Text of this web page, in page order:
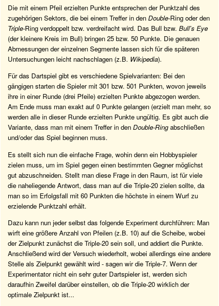
Die mit einem Pfeil erzielten Punkte entsprechen der Punktzahl des
zugehörigen Sektors, die bei einem Treffer in den Double-Ring oder den
Triple-Ring verdoppelt bzw. verdreifacht wird. Das Bull bzw. Bull's Eye
(der kleinere Kreis im Bull) bringen 25 bzw. 50 Punkte. Die genauen
Abmessungen der einzelnen Segmente lassen sich für die späteren
Untersuchungen leicht nachschlagen (z.B. Wikipedia).
Für das Dartspiel gibt es verschiedene Spielvarianten: Bei den
gängigen starten die Spieler mit 301 bzw. 501 Punkten, wovon jeweils
ihre in einer Runde (drei Pfeile) erzielten Punkte abgezogen werden.
Am Ende muss man exakt auf 0 Punkte gelangen (erzielt man mehr, so
werden alle in dieser Runde erzielten Punkte ungültig. Es gibt auch die
Variante, dass man mit einem Treffer in den Double-Ringabschließen
und/oder das Spiel beginnen muss.
Es stellt sich nun die einfache Frage, wohin denn ein Hobbyspieler
zielen muss, um im Spiel gegen einen bestimmten Gegner möglichst
gut abzuschneiden. Stellt man diese Frage in den Raum, ist für viele
die naheliegende Antwort, dass man auf die Triple-20 zielen sollte, da
man so im Erfolgsfall mit 60 Punkten die höchste in einem Wurf zu
erzielende Punktzahl erhält.
Dazu kann nun jeder selbst das folgende Experiment durchführen: Man
wirft eine größere Anzahl von Pfeilen (z.B. 10) auf die Scheibe, wobei
der Zielpunkt zunächst die Triple-20 sein soll, und addiert die Punkte.
Anschließend wird der Versuch wiederholt, wobei allerdings eine andere
Stelle als Zielpunkt gewählt wird - sagen wir die Triple-7. Wenn der
Experimentator nicht ein sehr guter Dartspieler ist, werden sich
daraufhin Zweifel darüber einstellen, ob die Triple-20 wirklich der
optimale Zielpunkt ist...